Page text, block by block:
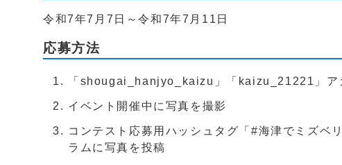
令和7年7月7日～令和7年7月11日
応募方法
「shougai_hanjyo_kaizu」「kaizu_21221」ア
イベント開催中に写真を撮影
コンテスト応募用ハッシュタグ「#海津でミズベ
ラムに写真を投稿